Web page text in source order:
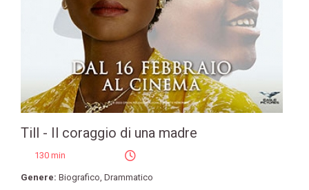
Till - Il coraggio di una madre
130 min
Genere: Biografico Drammatico